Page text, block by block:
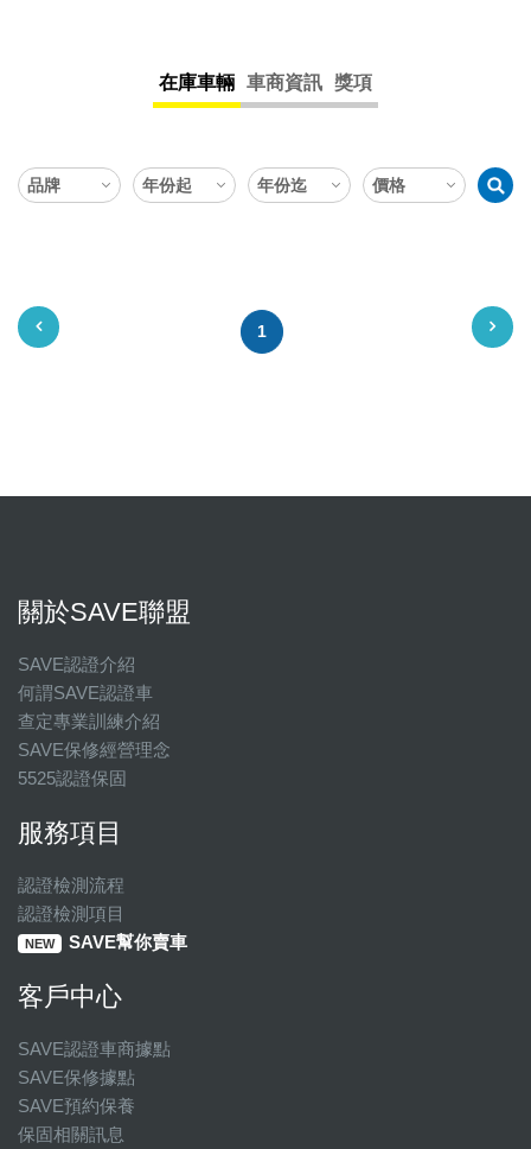
星期四
星期五
國定假日營業時間請洽店家確認
在庫車輛 車商資訊 獎項
1
關於SAVE聯盟
SAVE認證介紹
何謂SAVE認證車
查定專業訓練介紹
SAVE保修經營理念
5525認證保固
服務項目
認證檢測流程
認證檢測項目
NEW SAVE幫你賣車
客戶中心
SAVE認證車商據點
SAVE保修據點
SAVE預約保養
保固相關訊息